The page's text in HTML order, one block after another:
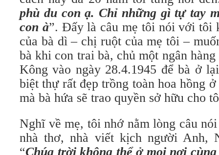
phù du con ạ. Chỉ những gì tự tay
con à”. Đấy là câu mẹ tôi nói với tôi
của bà dì – chị ruột của mẹ tôi –
bà khi con trai bà, chủ một ngân
Kông vào ngày 28.4.1945 để bà ở
biệt thự rất đẹp trồng toàn hoa hồng
mà bà hứa sẽ trao quyền sở hữu cho
Nghĩ về mẹ, tôi nhớ nằm lòng câu
nhà thơ, nhà viết kịch người Anh,
“Chúa trời không thể ở mọi nơi